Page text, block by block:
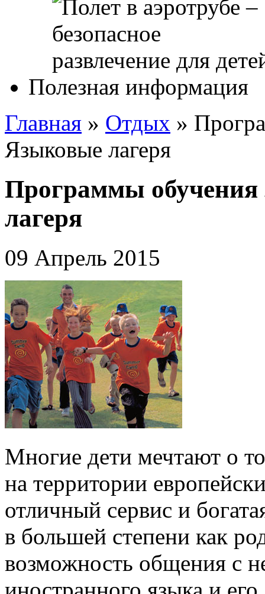
Полезная информация
Главная » Отдых »
Языковые лагеря
Программы обучения
лагеря
09 Апрель 2015
Многие дети мечтают о
на территории
отличный сервис и
в большей степени как
возможность общения с